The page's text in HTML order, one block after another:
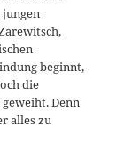
jungen
beginnt,
die
Denn
alles zu